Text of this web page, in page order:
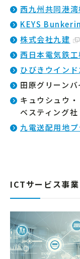
西九州共同港
KEYS
株式会社九建
西日本電気鉄
ひびきウイン
田原グリーン
キュウシュウ
ベスティング社
九電送配用地プ
ICTサービス事業